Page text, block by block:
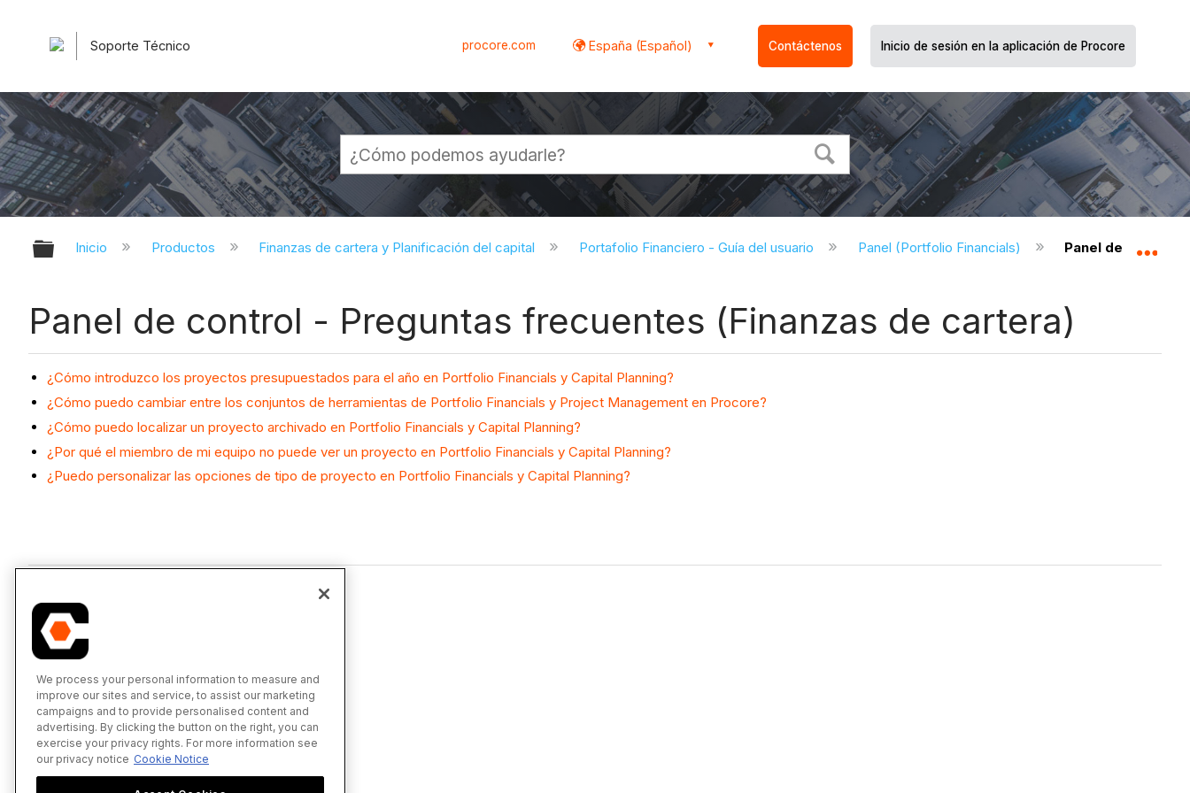
Soporte Técnico procore.com España (Español) Contáctenos Inicio de sesión en la aplicación de Procore
Expandir/contraer jerarquía global
Inicio Productos Finanzas de cartera y Planificación del capital Portafolio Financiero - Guía del usuario Panel (Portfolio Financials) Panel de control
Panel de control - Preguntas frecuentes (Finanzas de cartera)
¿Cómo introduzco los proyectos presupuestados para el año en Portfolio Financials y Capital Planning?
¿Cómo puedo cambiar entre los conjuntos de herramientas de Portfolio Financials y Project Management en Procore?
¿Cómo puedo localizar un proyecto archivado en Portfolio Financials y Capital Planning?
¿Por qué el miembro de mi equipo no puede ver un proyecto en Portfolio Financials y Capital Planning?
¿Puedo personalizar las opciones de tipo de proyecto en Portfolio Financials y Capital Planning?
We process your personal information to measure and
improve our sites and service, to assist our marketing
campaigns and to provide personalised content and
advertising. By clicking the button on the right, you can
exercise your privacy rights. For more information see
our privacy notice Cookie Notice